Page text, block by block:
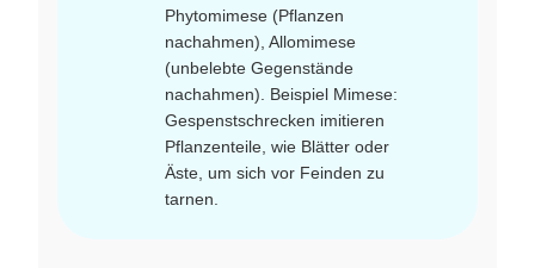
Phytomimese (Pflanzen
nachahmen), Allomimese
(unbelebte Gegenstände
nachahmen). Beispiel Mimese:
Gespenstschrecken imitieren
Pflanzenteile, wie Blätter oder
Äste, um sich vor Feinden zu
tarnen.